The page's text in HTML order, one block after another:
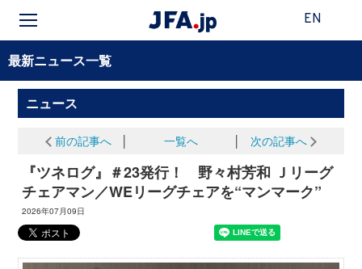
EN
最新ニュース一覧
ニュース
前の記事へ 一覧へ 次の記事へ
『ツネログ』＃23発行！ 野々村芳和 Ｊリーグ
チェアマン／WEリーグチェアを“マンマーク”
2026年07月09日